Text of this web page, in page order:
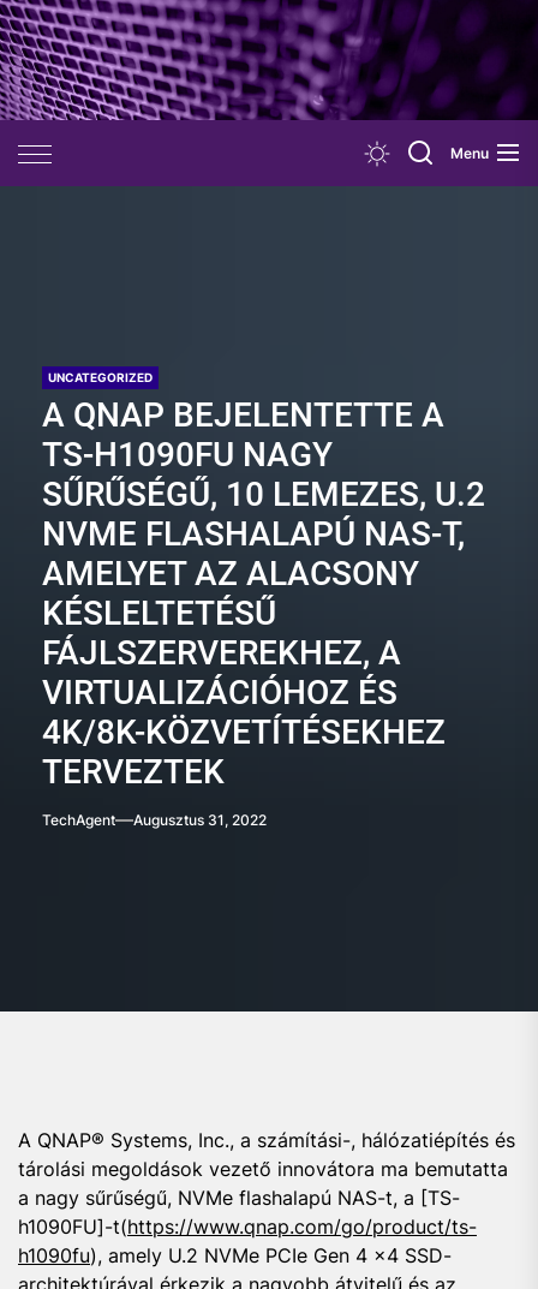
Skip
to
the
content
Menu
UNCATEGORIZED
A QNAP BEJELENTETTE A
TS-H1090FU NAGY
SŰRŰSÉGŰ, 10 LEMEZES, U.2
NVME FLASHALAPÚ NAS-T,
AMELYET AZ ALACSONY
KÉSLELTETÉSŰ
FÁJLSZERVEREKHEZ, A
VIRTUALIZÁCIÓHOZ ÉS
4K/8K-KÖZVETÍTÉSEKHEZ
TERVEZTEK
TechAgent Augusztus 31, 2022
A QNAP® Systems, Inc., a számítási-, hálózatiépítés és
tárolási megoldások vezető innovátora ma bemutatta
a nagy sűrűségű, NVMe flashalapú NAS-t, a [TS-
h1090FU]-t(https://www.qnap.com/go/product/ts-
h1090fu), amely U.2 NVMe PCIe Gen 4 x4 SSD-
architektúrával érkezik a nagyobb átvitelű és az